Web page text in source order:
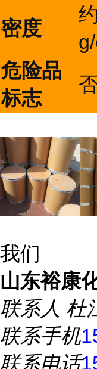
密度
危险品
标志
我们
山东裕康
联系人 杜
联系手机
联系电话